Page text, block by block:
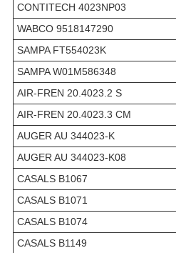
CONTITECH 4023NP03
WABCO 9518147290
SAMPA FT554023K
SAMPA W01M586348
AIR-FREN 20.4023.2 S
AIR-FREN 20.4023.3 CM
AUGER AU 344023-K
AUGER AU 344023-K08
CASALS B1067
CASALS B1071
CASALS B1074
CASALS B1149